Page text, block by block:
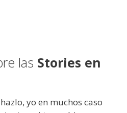
las Stories en
yo en muchos caso